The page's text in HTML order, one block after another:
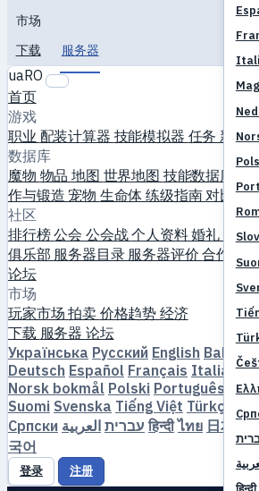
市场
下载
服务器
uaRO
首页
游戏
职业 配装计算器 技能模拟器 任务 新手
数据库
魔物 物品地图 世界地图 技能数据库
作与锻造 宠物 生命体练级指南 对比游
社区
排行榜公会 公会战个人资料婚礼 活动
俱乐部 服务器目录 服务器评价合作伙伴
论坛
市场
玩家市场拍卖 价格趋势 经济
下载 服务器 论坛
Українська Русский English Bahasa
Deutsch Español Français Italiano
Norsk bokmål Polski Português
Suomi Svenska Tiếng Việt Türkçe
Српски
עברית العربية हिन्दी ไทย 日本語
국어
登录 注册